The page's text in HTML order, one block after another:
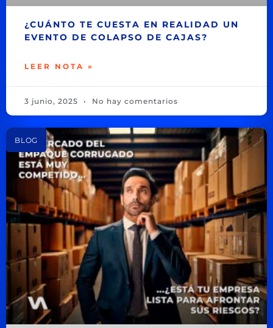
¿CUÁNTO TE CUESTA EN REALIDAD UN
EVENTO DE COLAPSO DE CAJAS?
LEER NOTA »
3 junio, 2025 No hay comentarios
BLOG